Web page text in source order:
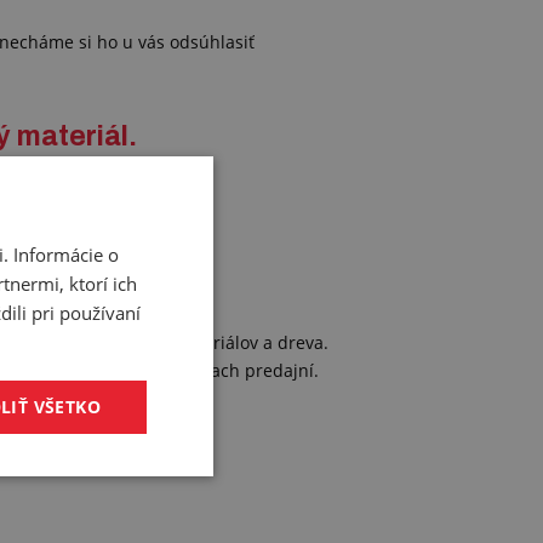
si ho u vás odsúhlasiť
materiál.
sendvičových materiálov a dreva.
vzoriek vo vzorkovniach predajní.
Informácie o
ktorí ich
pri používaní
VŠETKO